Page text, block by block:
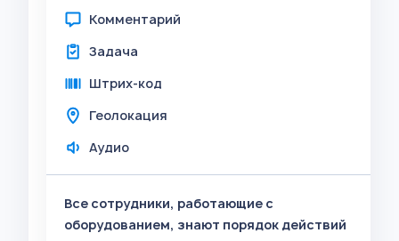
Комментарий
Задача
Штрих-код
Геолокация
Аудио
Все сотрудники, работающие с
оборудованием, знают порядок действий